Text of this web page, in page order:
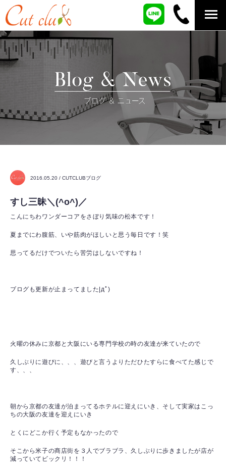
2016.05.20 / CUTCLUBブログ
すし三昧＼(^o^)／
こんにちわワンダーコアをさぼり気味の松本です！
夏までにわ腹筋、いや筋肉がほしいと思う毎日です！笑
思ってるだけでついたら苦労はしないですね！
ブログも更新が止まってました|дﾟ)
火曜の休みに京都と大阪にいる専門学校の時の友達が来ていたので
久しぶりに遊びに、、、遊びと言うよりただひたすらに食べてた感じで
す、、、
朝から京都の友達が泊まってるホテルに迎えにいき、そして実家はこっ
ちの大阪の友達を迎えにいき
とくにどこか行く予定もなかったので
そこから米子の商店街を３人でブラブラ、久しぶりに歩きましたが店が
減っていてビックリ！！！